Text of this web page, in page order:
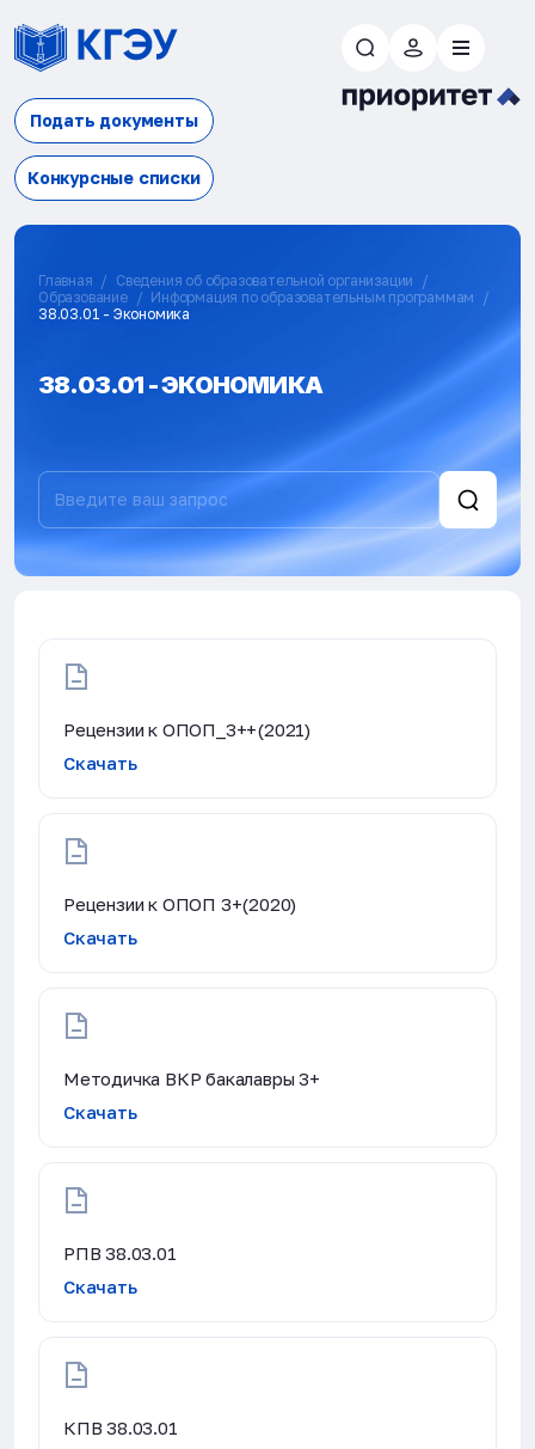
Подать документы
Конкурсные списки
Главная
Сведения об образовательной организации
Образование
Информация по образовательным программам
38.03.01 - Экономика
38.03.01 - ЭКОНОМИКА
Рецензии к ОПОП_3++(2021)
Скачать
Рецензии к ОПОП 3+(2020)
Скачать
Методичка ВКР бакалавры 3+
Скачать
РПВ 38.03.01
Скачать
КПВ 38.03.01